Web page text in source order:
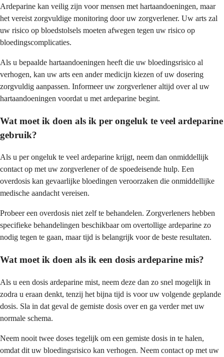
Ardeparine kan veilig zijn voor mensen met hartaandoeningen, maar
het vereist zorgvuldige monitoring door uw zorgverlener. Uw arts zal
uw risico op bloedstolsels moeten afwegen tegen uw risico op
bloedingscomplicaties.
Als u bepaalde hartaandoeningen heeft die uw bloedingsrisico al
verhogen, kan uw arts een ander medicijn kiezen of uw dosering
zorgvuldig aanpassen. Informeer uw zorgverlener altijd over al uw
hartaandoeningen voordat u met ardeparine begint.
Wat moet ik doen als ik per ongeluk te veel ardeparine
gebruik?
Als u per ongeluk te veel ardeparine krijgt, neem dan onmiddellijk
contact op met uw zorgverlener of de spoedeisende hulp. Een
overdosis kan gevaarlijke bloedingen veroorzaken die onmiddellijke
medische aandacht vereisen.
Probeer een overdosis niet zelf te behandelen. Zorgverleners hebben
specifieke behandelingen beschikbaar om overtollige ardeparine zo
nodig tegen te gaan, maar tijd is belangrijk voor de beste resultaten.
Wat moet ik doen als ik een dosis ardeparine mis?
Als u een dosis ardeparine mist, neem deze dan zo snel mogelijk in
zodra u eraan denkt, tenzij het bijna tijd is voor uw volgende geplande
dosis. Sla in dat geval de gemiste dosis over en ga verder met uw
normale schema.
Neem nooit twee doses tegelijk om een gemiste dosis in te halen,
omdat dit uw bloedingsrisico kan verhogen. Neem contact op met uw